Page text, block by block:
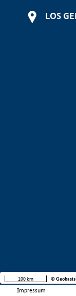
LOS
Impressum
100 km ©